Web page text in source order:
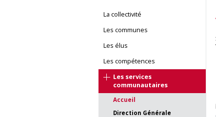
La collectivité
Les communes
Les élus
Les compétences
Les services
communautaires
Accueil
Direction Générale